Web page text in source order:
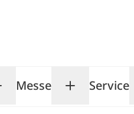
TOP Salon
Messe ToggleService